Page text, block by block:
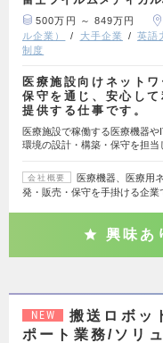
500万円 ～ 849万円
ル企業）
大手企業 英語
制度
医療施設向けネット
保守を通じ、安心し
提供する仕事です。
医療施設で稼働する医療機器
環境の設計・構築・保守を担当
会社概要
医療機器、医療用
発・販売・保守を手掛ける企
興味あ
NEW
搬送ロボッ
ポート業務/ソリ